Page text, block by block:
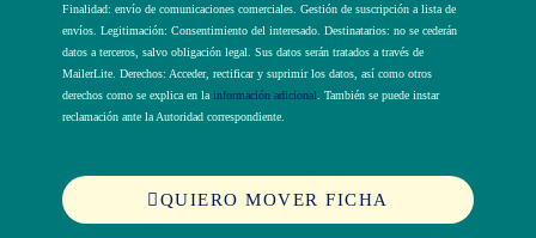
Finalidad: envío de comunicaciones comerciales. Gestión de suscripción a lista de
envíos. Legitimación: Consentimiento del interesado. Destinatarios: no se cederán
datos a terceros, salvo obligación legal. Sus datos serán tratados a través de
MailerLite. Derechos: Acceder, rectificar y suprimir los datos, así como otros
derechos como se explica en lainformación adicional
. También se puede instar
reclamación ante la Autoridad correspondiente.
QUIERO MOVER FICHA